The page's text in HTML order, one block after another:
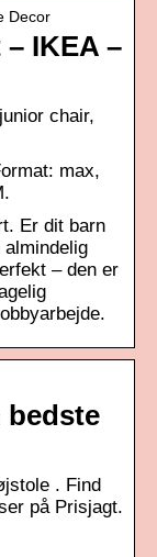
Decor
IKEA –
chair,
max,
Er dit barn
– den er
bedste
. Find
på Prisjagt.